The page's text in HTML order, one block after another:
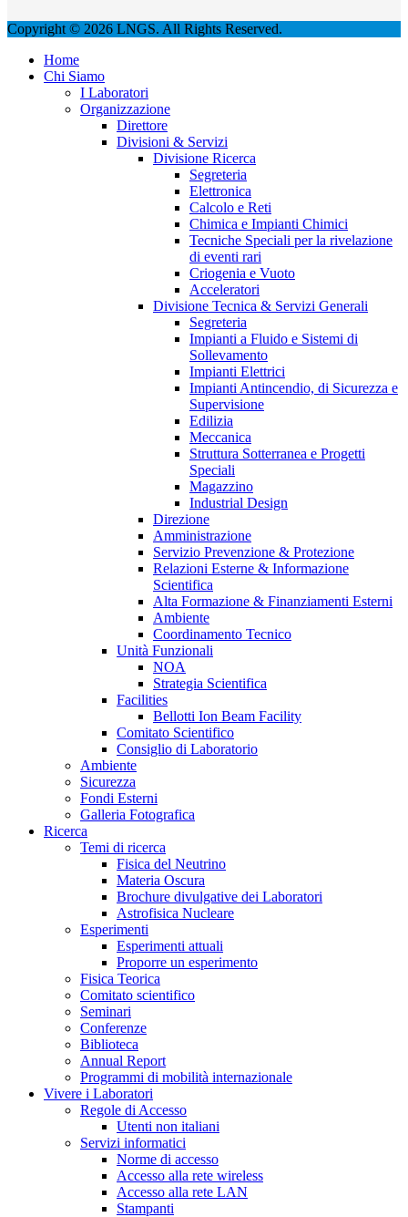
Copyright © 2026 LNGS. All Rights Reserved.
Home
Chi Siamo
I Laboratori
Organizzazione
Direttore
Divisioni & Servizi
Divisione Ricerca
Segreteria
Elettronica
Calcolo e Reti
Chimica e Impianti Chimici
Tecniche Speciali per la rivelazione
di eventi rari
Criogenia e Vuoto
Acceleratori
Divisione Tecnica & Servizi Generali
Segreteria
Impianti a Fluido e Sistemi di
Sollevamento
Impianti Elettrici
Impianti Antincendio, di Sicurezza e
Supervisione
Edilizia
Meccanica
Struttura Sotterranea e Progetti
Speciali
Magazzino
Industrial Design
Direzione
Amministrazione
Servizio Prevenzione & Protezione
Relazioni Esterne & Informazione
Scientifica
Alta Formazione & Finanziamenti Esterni
Ambiente
Coordinamento Tecnico
Unità Funzionali
NOA
Strategia Scientifica
Facilities
Bellotti Ion Beam Facility
Comitato Scientifico
Consiglio di Laboratorio
Ambiente
Sicurezza
Fondi Esterni
Galleria Fotografica
Ricerca
Temi di ricerca
Fisica del Neutrino
Materia Oscura
Brochure divulgative dei Laboratori
Astrofisica Nucleare
Esperimenti
Esperimenti attuali
Proporre un esperimento
Fisica Teorica
Comitato scientifico
Seminari
Conferenze
Biblioteca
Annual Report
Programmi di mobilità internazionale
Vivere i Laboratori
Regole di Accesso
Utenti non italiani
Servizi informatici
Norme di accesso
Accesso alla rete wireless
Accesso alla rete LAN
Stampanti